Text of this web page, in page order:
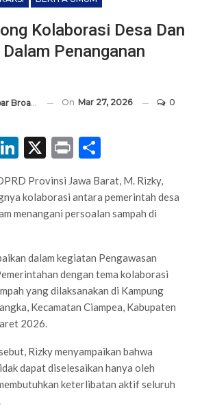
Kolaborasi Desa Dan
Penanganan
Network On Mar 27, 2026 0
LinkedIn
X Print
Provinsi Jawa Barat, M. Rizky,
kolaborasi antara pemerintah desa
menangani persoalan sampah di
dalam kegiatan Pengawasan
dengan tema kolaborasi
yang dilaksanakan di Kampung
Kecamatan Ciampea, Kabupaten
2026.
Rizky menyampaikan bahwa
dapat diselesaikan hanya oleh
keterlibatan aktif seluruh